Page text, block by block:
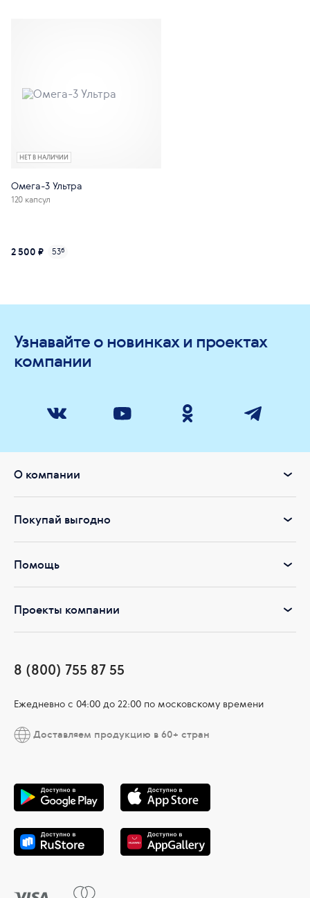
НЕТ В НАЛИЧИИ
Омега-3 Ультра
120 капсул
2 500 ₽ 53б
Узнавайте о новинках и проектах
компании
О компании
Покупай выгодно
Помощь
Проекты компании
8 (800) 755 87 55
Ежедневно c 04:00 до 22:00 по московскому времени
Доставляем продукцию в 60+ стран